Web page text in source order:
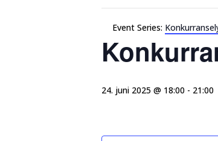
Event Series:
24. juni 2025 @ 18:00 - 21:00